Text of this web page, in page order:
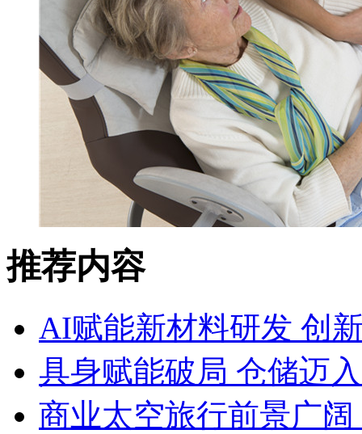
推荐内容
AI赋能新材料研发 创
具身赋能破局 仓储迈
商业太空旅行前景广